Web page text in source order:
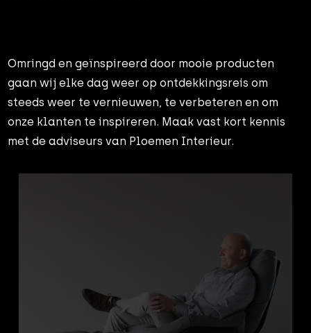
Omringd en geïnspireerd door mooie producten
gaan wij elke dag weer op ontdekkingsreis om
steeds weer te vernieuwen, te verbeteren en om
onze klanten te inspireren. Maak vast kort kennis
met de adviseurs van Ploemen Interieur.